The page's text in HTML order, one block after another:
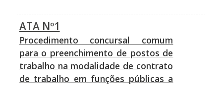
ATA Nº1
Procedimento concursal comum
para o preenchimento de postos de
trabalho na modalidade de contrato
de trabalho em funções públicas a